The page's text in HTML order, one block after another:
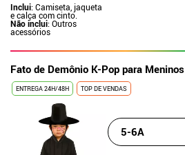
Inclui: Camiseta, jaqueta
e calça com cinto.
Não inclui: Outros
acessórios
Fato de Demônio K-Pop para Meninos
ENTREGA 24H/48H TOP DE VENDAS
5-6A